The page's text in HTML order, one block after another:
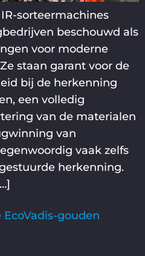
sorteermachines
beschouwd als
voor moderne
staan garant voor de
bij de herkenning
een volledig
van de materialen
van
vaak zelfs
herkenning.
EcoVadis-gouden